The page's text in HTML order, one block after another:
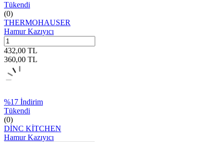
Tükendi
(0)
THERMOHAUSER
Hamur Kazıyıcı
432,00 TL
360,00 TL
%17 İndirim
Tükendi
(0)
DİNC KİTCHEN
Hamur Kazıyıcı